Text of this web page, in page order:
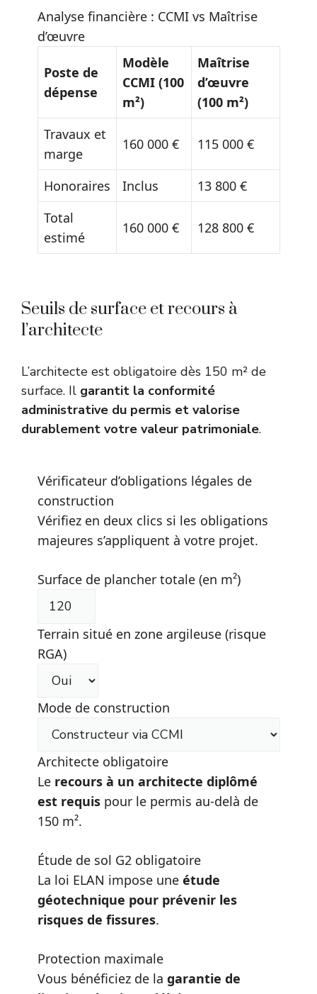
Analyse financière : CCMI vs Maîtrise
d’œuvre
Poste de
dépense
Modèle
CCMI (100
m²)
Maîtrise
d’œuvre
(100 m²)
Travaux et
marge
160 000 € 115 000 €
Honoraires Inclus
13 800 €
Total
estimé
160 000 € 128 800 €
Seuils de surface et recours à
l’architecte
L’architecte est obligatoire dès 150 m² de
surface. Il garantit la conformité
administrative du permis et valorise
durablement votre valeur patrimoniale.
Vérificateur d’obligations légales de
construction
Vérifiez en deux clics si les obligations
majeures s’appliquent à votre projet.
Surface de plancher totale (en m²)
Terrain situé en zone argileuse (risque
RGA)
Mode de construction
Architecte obligatoire
Le recours à un architecte diplômé
est requispour le permis au-delà de
150 m².
Étude de sol G2 obligatoire
La loi ELAN impose une étude
géotechnique pour prévenir les
risques de fissures.
Protection maximale
Vous bénéficiez de la garantie de